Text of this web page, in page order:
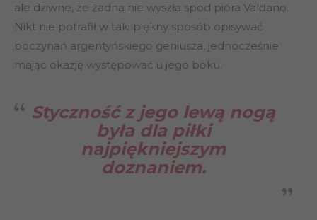
ale dziwne, że żadna nie wyszła spod pióra Valdano.
Nikt nie potrafił w taki piękny sposób opisywać
poczynań argentyńskiego geniusza, jednocześnie
mając okazję występować u jego boku.
Styczność z jego lewą nogą
była dla piłki
najpiękniejszym
doznaniem.